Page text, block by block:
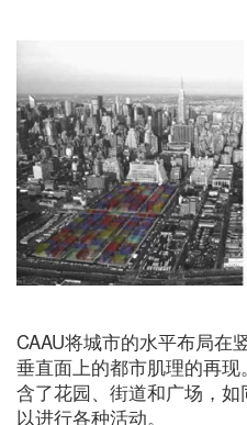
CAAU将城市的水平布局在
垂直面上的都市肌理的再
含了花园、街道和广场，
以进行各种活动。